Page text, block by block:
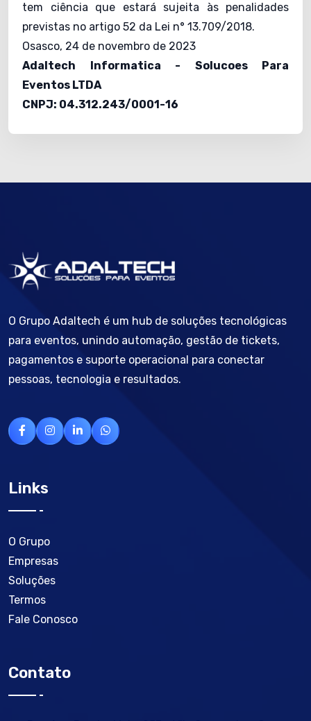
tem ciência que estará sujeita às penalidades
previstas no artigo 52 da Lei n° 13.709/2018.
Osasco, 24 de novembro de 2023
Adaltech Informatica - Solucoes Para
Eventos LTDA
CNPJ: 04.312.243/0001-16
O Grupo Adaltech é um hub de soluções tecnológicas
para eventos, unindo automação, gestão de tickets,
pagamentos e suporte operacional para conectar
pessoas, tecnologia e resultados.
Links
O Grupo
Empresas
Soluções
Termos
Fale Conosco
Contato